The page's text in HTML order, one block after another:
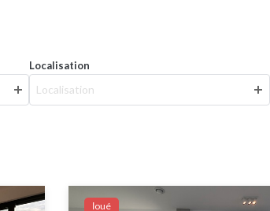
Localisation
Localisation
Ιoué